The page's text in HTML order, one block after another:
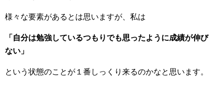
様々な要素があるとは思いますが、私は
「自分は勉強しているつもりでも思ったように成績が伸び
ない」
という状態のことが１番しっくり来るのかなと思います。